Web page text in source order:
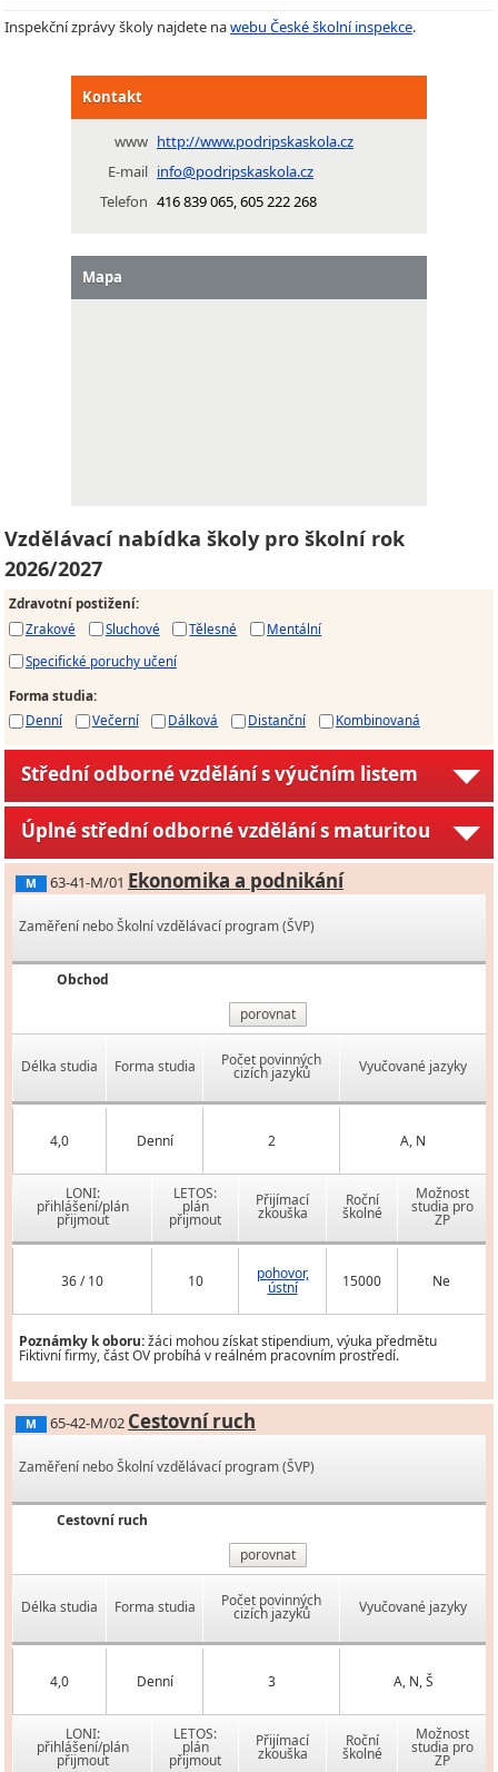
Inspekční zprávy školy najdete nawebu České školní inspekce.
Kontakt
www http://www.podripskaskola.cz
E-mail info@podripskaskola.cz
Telefon 416 839 065, 605 222 268
Mapa
Vzdělávací nabídka školy pro školní rok
2026/2027
Zdravotní postižení:
Zrakové
Sluchové Tělesné
Mentální
Specifické poruchy učení
Forma studia:
Denní
Večerní Dálková Distanční Kombinovaná
Střední odborné vzdělání s výučním listem
Úplné střední odborné vzdělání s maturitou
M 63-41-M/01 Ekonomika a podnikání
Zaměření nebo Školní vzdělávací program (ŠVP)
Obchod
porovnat
Délka studia Forma studia Počet povinných
cizích jazyků Vyučované jazyky
4,0 Denní 2 A, N
LONI:
přihlášení/plán
přijmout
LETOS:
plán
přijmout
Přijímací
zkouška
Roční
školné
Možnost
studia pro
ZP
36 / 10 10 pohovor,
ústní 15000 Ne
Poznámky k oboru:žáci mohou získat stipendium, výuka předmětu
Fiktivní firmy, část OV probíhá v reálném pracovním prostředí.
M 65-42-M/02 Cestovní ruch
Zaměření nebo Školní vzdělávací program (ŠVP)
Cestovní ruch
porovnat
Délka studia Forma studia Počet povinných
cizích jazyků Vyučované jazyky
4,0 Denní 3 A, N, Š
LONI:
přihlášení/plán
přijmout
LETOS:
plán
přijmout
Přijímací
zkouška
Roční
školné
Možnost
studia pro
ZP